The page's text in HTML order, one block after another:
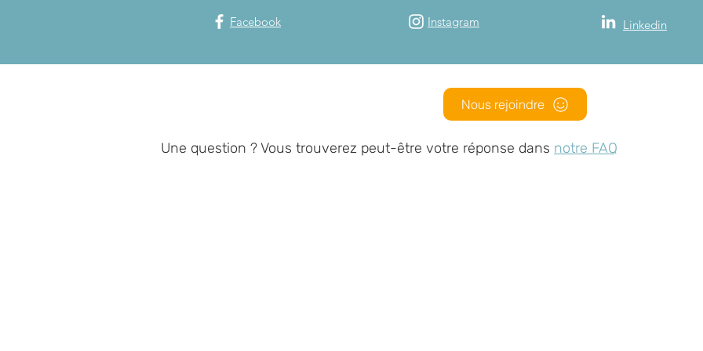
Facebook Instagram Linkedin
Nous rejoindre
Une question ? Vous trouverez peut-être votre réponse dans notre FAQ